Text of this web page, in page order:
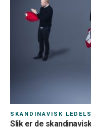
Innmelding
01.08.2026
Hvordan betale
Første månedskontingent
Arbeidsgiver
SKANDINAVISK
Slik er de